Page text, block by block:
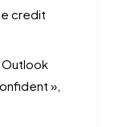
credit
Outlook
»,